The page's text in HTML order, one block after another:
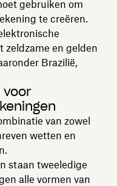
gebruiken om
te creëren.
zeldzame en gelden
Brazilië,
voor
van zowel
wetten en
staan tweeledige
alle vormen van